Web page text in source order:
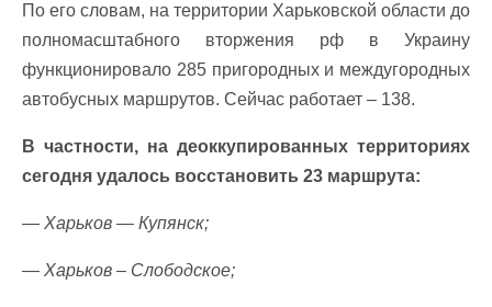
По его словам, на территории Харьковской области до
полномасштабного вторжения рф в Украину
функционировало 285 пригородных и междугородных
автобусных маршрутов. Сейчас работает – 138.
В частности, на деоккупированных территориях
сегодня удалось восстановить 23 маршрута:
— Харьков — Купянск;
— Харьков – Слободское;